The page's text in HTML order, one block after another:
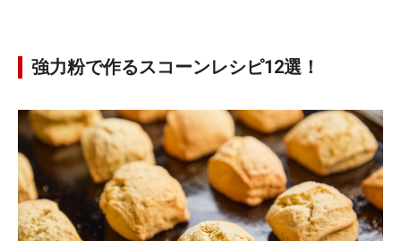
強力粉で作るスコーンレシピ12選！